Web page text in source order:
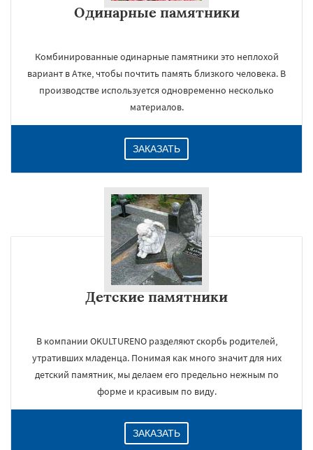
Одинарные памятники
Комбинированные одинарные памятники это неплохой
вариант в Атке, чтобы почтить память близкого человека. В
производстве используется одновременно несколько
материалов.
ЗАКАЗАТЬ
Детские памятники
В компании OKULTURENO разделяют скорбь родителей,
утративших младенца. Понимая как много значит для них
детский памятник, мы делаем его предельно нежным по
форме и красивым по виду.
ЗАКАЗАТЬ